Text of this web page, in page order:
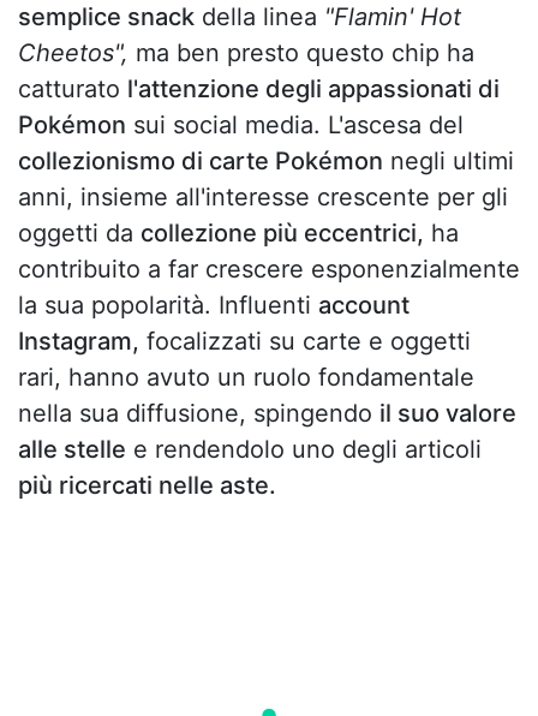
semplice snack della linea "Flamin' Hot
Cheetos", ma ben presto questo chip ha
catturato l'attenzione degli appassionati di
Pokémon sui social media. L'ascesa del
collezionismo di carte Pokémon negli ultimi
anni, insieme all'interesse crescente per gli
oggetti da collezione più eccentrici, ha
contribuito a far crescere esponenzialmente
la sua popolarità. Influenti account
Instagram, focalizzati su carte e oggetti
rari, hanno avuto un ruolo fondamentale
nella sua diffusione, spingendo il suo valore
alle stelle e rendendolo uno degli articoli
più ricercati nelle aste.